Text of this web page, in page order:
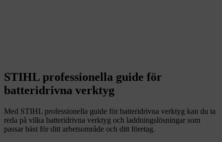
STIHL professionella guide för
batteridrivna verktyg
Med STIHL professionella guide för batteridrivna verktyg kan du ta
reda på vilka batteridrivna verktyg och laddningslösningar som
passar bäst för ditt arbetsområde och ditt företag.